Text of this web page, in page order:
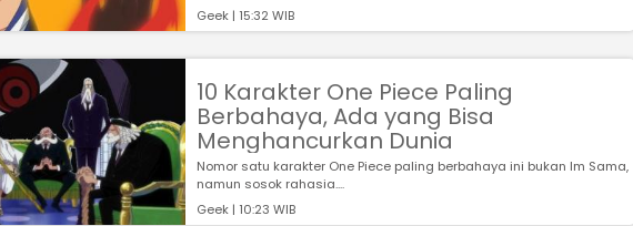
Geek | 15:32 WIB
10 Karakter One Piece Paling
Berbahaya, Ada yang Bisa
Menghancurkan Dunia
Nomor satu karakter One Piece paling berbahaya ini bukan Im Sama,
namun sosok rahasia....
Geek | 10:23 WIB